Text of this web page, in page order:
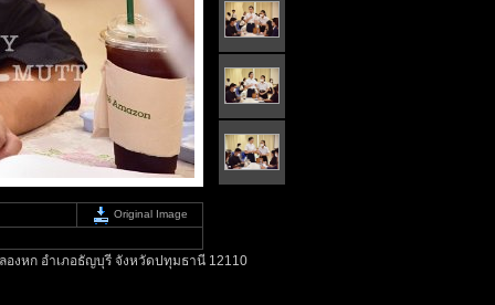
Original Image
องหก อำเภอธัญบุรี จังหวัดปทุมธานี 12110